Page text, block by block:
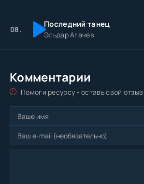
08. Последний танец
Эльдар Агачев
Комментарии
Помоги ресурсу - оставь свой